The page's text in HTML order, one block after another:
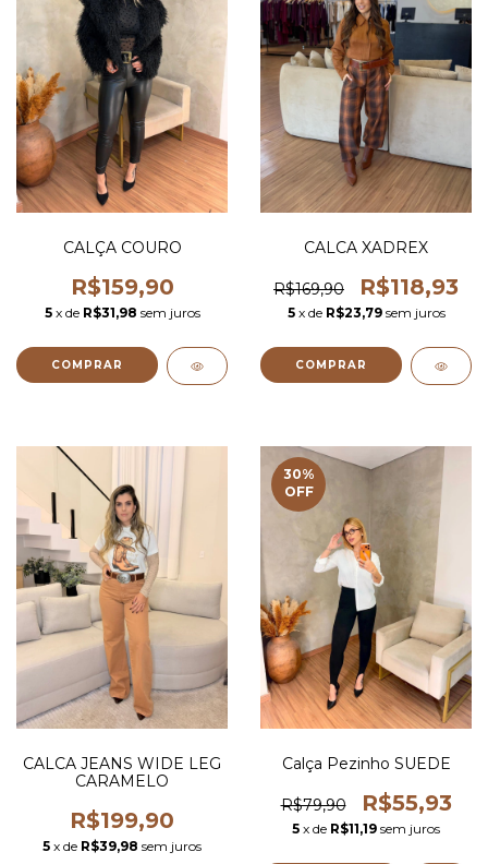
CALÇA COURO
R$159,90
5 x de R$31,98 sem juros
COMPRAR
CALCA XADREX
R$169,90 R$118,93
5 x de R$23,79 sem juros
COMPRAR
CALCA JEANS WIDE LEG
CARAMELO
R$199,90
5 x de R$39,98 sem juros
30%
OFF
Calça Pezinho SUEDE
R$79,90 R$55,93
5 x de R$11,19 sem juros